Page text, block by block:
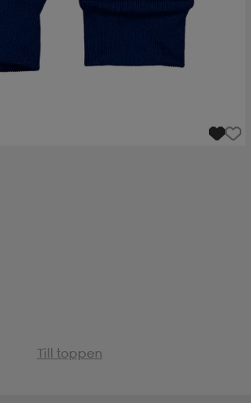
Till toppen